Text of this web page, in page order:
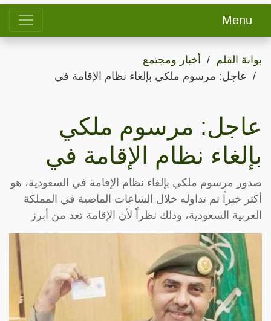
Menu
بوابة القلم
أخبار ومجتمع
عاجل: مرسوم ملكي بإلغاء نظام الإقامة في
عاجل: مرسوم ملكي
بإلغاء نظام الإقامة في
صدور مرسوم ملكي بإلغاء نظام الإقامة في السعودية، هو
أكثر خبراً تم تداوله خلال الساعات الماضية في المملكة
العربية السعودية، وذلك نظراً لأن الإقامة تعد من أبرز